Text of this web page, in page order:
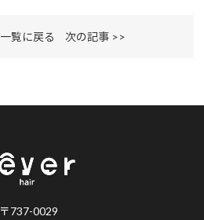
一覧に戻る 次の記事 >>
〒737-0029